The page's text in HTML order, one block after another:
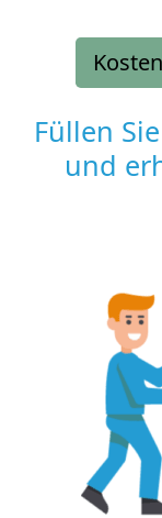
Füllen
und